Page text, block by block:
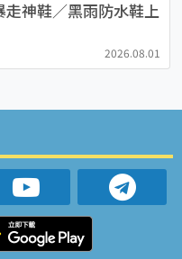
神鞋／黑雨防水鞋上
2026.08.01